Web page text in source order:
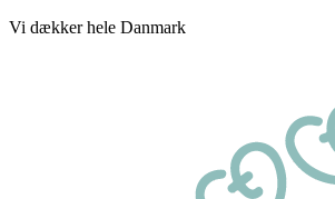
Vi dækker hele Danmark